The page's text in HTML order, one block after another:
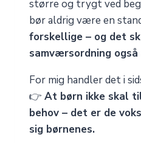
større og trygt ved
bør aldrig være en
forskellige – og det
samværsordning
For mig handler det i
👉 At børn ikke skal
behov – det er de
sig børnenes.